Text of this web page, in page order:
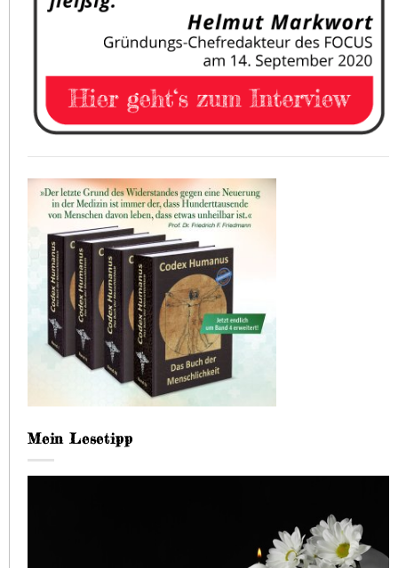
Mein Lesetipp